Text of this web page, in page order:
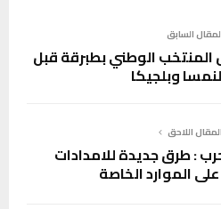
السابق
الوطني بطبرقة قبل
وبلجيكا
المقال اللاحق
: طرق جديدة للامدادات
الموارد الخاصة